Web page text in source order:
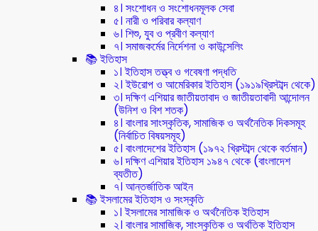
৪। সংশোধন ও সংশোধনমূলক সেবা
৫। নারী ও পরিবার কল্যাণ
৬। শিশু, যুব ও প্রবীণ কল্যাণ
৭। সমাজকর্মের নির্দেশনা ও কাউন্সেলিং
📚 ইতিহাস
১। ইতিহাস তত্ত্ব ও গবেষণা পদ্ধতি
২। ইউরোপ ও আমেরিকার ইতিহাস (১৯১৯খ্রিস্টাব্দ থেকে)
৩। দক্ষিণ এশিয়ার জাতীয়তাবাদ ও জাতীয়তাবাদী আন্দোলন
(উনিশ ও বিশ শতক)
৪। বাংলার সাংস্কৃতিক, সামাজিক ও অর্থনৈতিক দিকসমূহ
(নির্বাচিত বিষয়সমূহ)
৫। বাংলাদেশের ইতিহাস (১৯৭২ খ্রিস্টাব্দ থেকে বর্তমান)
৬। দক্ষিণ এশিয়ার ইতিহাস ১৯৪৭ থেকে (বাংলাদেশ
ব্যতীত)
৭। আন্তর্জাতিক আইন
📚 ইসলামের ইতিহাস ও সংস্কৃতি
১। ইসলামের সামাজিক ও অর্থনৈতিক ইতিহাস
২। বাংলার সামাজিক, সাংস্কৃতিক ও অর্থতিক ইতিহাস